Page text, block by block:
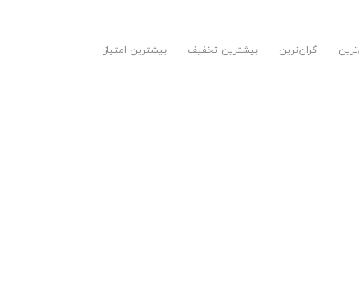
گران‌ترین بیشترین تخفیف بیشترین امتیاز